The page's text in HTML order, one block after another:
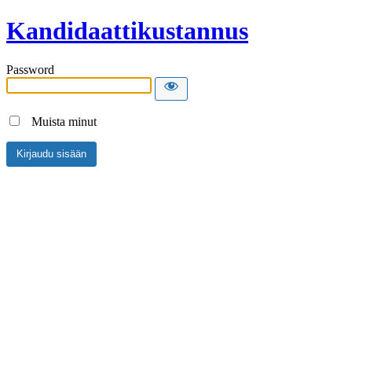
Kandidaattikustannus
Password
Muista minut